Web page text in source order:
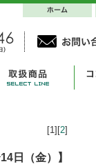
[1][2]
日（金）】